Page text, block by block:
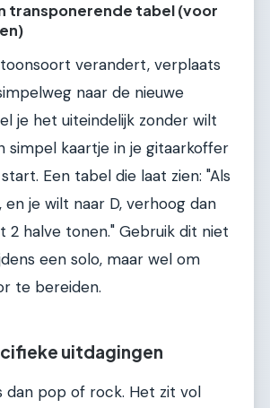
transponerende tabel (voor
verandert, verplaats
naar de nieuwe
je het uiteindelijk zonder wilt
simpel kaartje in je gitaarkoffer
Een tabel die laat zien: "Als
en je wilt naar D, verhoog dan
2 halve tonen." Gebruik dit niet
een solo, maar wel om
te bereiden.
uitdagingen
dan pop of rock. Het zit vol